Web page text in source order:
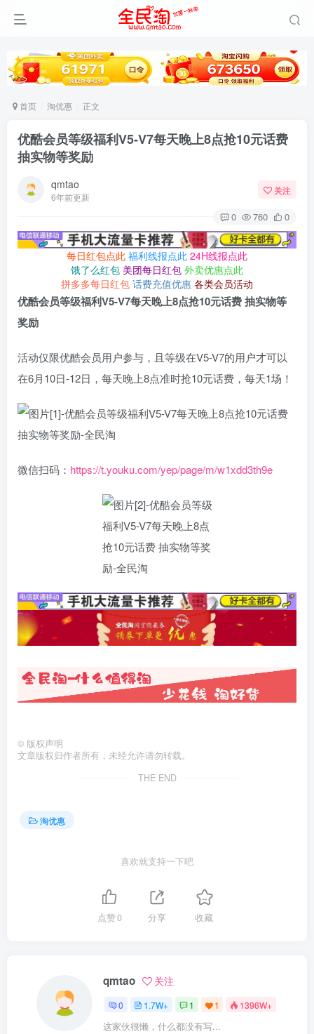
首页 淘优惠 正文
优酷会员等级福利V5-V7每天晚上8点抢10元话费
抽实物等奖励
qmtao
6年前更新
关注
0 760 0
每日红包点此 福利线报点此 24H线报点此
饿了么红包 美团每日红包 外卖优惠点此
拼多多每日红包 话费充值优惠 各类会员活动
优酷会员等级福利V5-V7每天晚上8点抢10元话费 抽实物等
奖励
活动仅限优酷会员用户参与，且等级在V5-V7的用户才可以
在6月10日-12日，每天晚上8点准时抢10元话费，每天1场！
微信扫码： https://t.youku.com/yep/page/m/w1xdd3th9e
© 版权声明
文章版权归作者所有，未经允许请勿转载。
THE END
淘优惠
喜欢就支持一下吧
点赞0 分享 收藏
qmtao 关注
0 1.7W+ 1 1 1396W+
这家伙很懒，什么都没有写...